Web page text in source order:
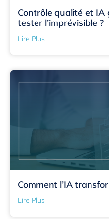
Contrôle qualité et
tester l’imprévisible ?
Lire Plus
Comment l’IA
Lire Plus